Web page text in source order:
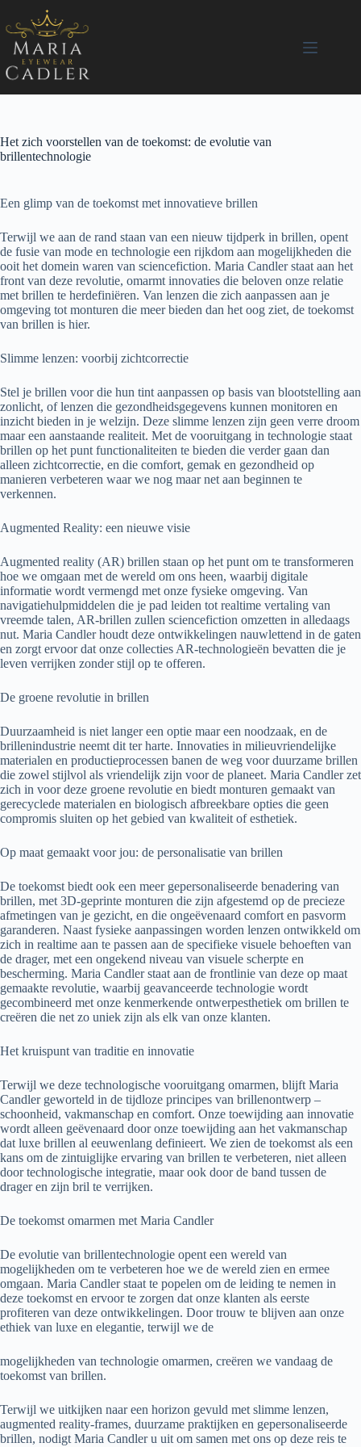
naar
de
inhoud
Het zich voorstellen van de toekomst: de evolutie van
brillentechnologie
Een glimp van de toekomst met innovatieve brillen
Terwijl we aan de rand staan van een nieuw tijdperk in brillen, opent
de fusie van mode en technologie een rijkdom aan mogelijkheden die
ooit het domein waren van sciencefiction. Maria Candler staat aan het
front van deze revolutie, omarmt innovaties die beloven onze relatie
met brillen te herdefiniëren. Van lenzen die zich aanpassen aan je
omgeving tot monturen die meer bieden dan het oog ziet, de toekomst
van brillen is hier.
Slimme lenzen: voorbij zichtcorrectie
Stel je brillen voor die hun tint aanpassen op basis van blootstelling aan
zonlicht, of lenzen die gezondheidsgegevens kunnen monitoren en
inzicht bieden in je welzijn. Deze slimme lenzen zijn geen verre droom
maar een aanstaande realiteit. Met de vooruitgang in technologie staat
brillen op het punt functionaliteiten te bieden die verder gaan dan
alleen zichtcorrectie, en die comfort, gemak en gezondheid op
manieren verbeteren waar we nog maar net aan beginnen te
verkennen.
Augmented Reality: een nieuwe visie
Augmented reality (AR) brillen staan op het punt om te transformeren
hoe we omgaan met de wereld om ons heen, waarbij digitale
informatie wordt vermengd met onze fysieke omgeving. Van
navigatiehulpmiddelen die je pad leiden tot realtime vertaling van
vreemde talen, AR-brillen zullen sciencefiction omzetten in alledaags
nut. Maria Candler houdt deze ontwikkelingen nauwlettend in de gaten
en zorgt ervoor dat onze collecties AR-technologieën bevatten die je
leven verrijken zonder stijl op te offeren.
De groene revolutie in brillen
Duurzaamheid is niet langer een optie maar een noodzaak, en de
brillenindustrie neemt dit ter harte. Innovaties in milieuvriendelijke
materialen en productieprocessen banen de weg voor duurzame brillen
die zowel stijlvol als vriendelijk zijn voor de planeet. Maria Candler zet
zich in voor deze groene revolutie en biedt monturen gemaakt van
gerecyclede materialen en biologisch afbreekbare opties die geen
compromis sluiten op het gebied van kwaliteit of esthetiek.
Op maat gemaakt voor jou: de personalisatie van brillen
De toekomst biedt ook een meer gepersonaliseerde benadering van
brillen, met 3D-geprinte monturen die zijn afgestemd op de precieze
afmetingen van je gezicht, en die ongeëvenaard comfort en pasvorm
garanderen. Naast fysieke aanpassingen worden lenzen ontwikkeld om
zich in realtime aan te passen aan de specifieke visuele behoeften van
de drager, met een ongekend niveau van visuele scherpte en
bescherming. Maria Candler staat aan de frontlinie van deze op maat
gemaakte revolutie, waarbij geavanceerde technologie wordt
gecombineerd met onze kenmerkende ontwerpesthetiek om brillen te
creëren die net zo uniek zijn als elk van onze klanten.
Het kruispunt van traditie en innovatie
Terwijl we deze technologische vooruitgang omarmen, blijft Maria
Candler geworteld in de tijdloze principes van brillenontwerp –
schoonheid, vakmanschap en comfort. Onze toewijding aan innovatie
wordt alleen geëvenaard door onze toewijding aan het vakmanschap
dat luxe brillen al eeuwenlang definieert. We zien de toekomst als een
kans om de zintuiglijke ervaring van brillen te verbeteren, niet alleen
door technologische integratie, maar ook door de band tussen de
drager en zijn bril te verrijken.
De toekomst omarmen met Maria Candler
De evolutie van brillentechnologie opent een wereld van
mogelijkheden om te verbeteren hoe we de wereld zien en ermee
omgaan. Maria Candler staat te popelen om de leiding te nemen in
deze toekomst en ervoor te zorgen dat onze klanten als eerste
profiteren van deze ontwikkelingen. Door trouw te blijven aan onze
ethiek van luxe en elegantie, terwijl we de
mogelijkheden van technologie omarmen, creëren we vandaag de
toekomst van brillen.
Terwijl we uitkijken naar een horizon gevuld met slimme lenzen,
augmented reality-frames, duurzame praktijken en gepersonaliseerde
brillen, nodigt Maria Candler u uit om samen met ons op deze reis te